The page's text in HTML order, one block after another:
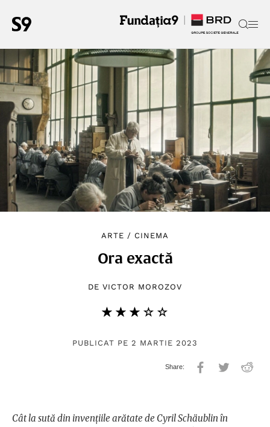
ARTE / CINEMA
Ora exactă
DE VICTOR MOROZOV
★★★★★
☆☆☆☆☆
PUBLICAT PE 2 MARTIE 2023
Cât la sută din invențiile arătate de Cyril Schäublin în